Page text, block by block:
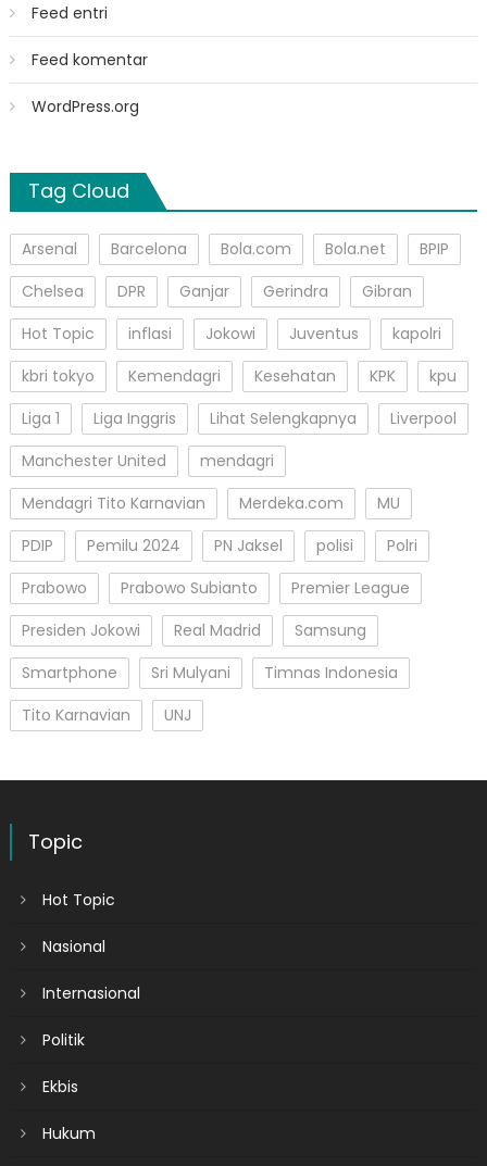
Feed entri
Feed komentar
WordPress.org
Tag Cloud
Arsenal Barcelona Bola.com Bola.net
BPIP
Chelsea
DPR Ganjar Gerindra
Gibran
Hot Topic
inflasi Jokowi Juventus
kapolri
kbri tokyo
Kemendagri Kesehatan KPK
kpu
Liga 1
Liga Inggris Lihat Selengkapnya
Liverpool
Manchester United
mendagri
Mendagri Tito Karnavian
Merdeka.com
MU
PDIP
Pemilu 2024 PN Jaksel polisi
Polri
Prabowo
Prabowo Subianto
Premier League
Presiden Jokowi
Real Madrid
Samsung
Smartphone
Sri Mulyani
Timnas Indonesia
Tito Karnavian
UNJ
Topic
Hot Topic
Nasional
Internasional
Politik
Ekbis
Hukum